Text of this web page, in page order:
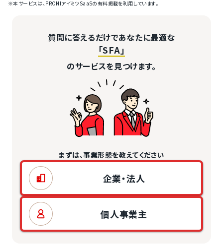
※本サービスは、PRONIアイミツSaaSの有料掲載を利用しています。
質問に答えるだけであなたに最適な
「SFA」
のサービスを見つけます。
まずは、事業形態を教えてください
企業・法人
個人事業主